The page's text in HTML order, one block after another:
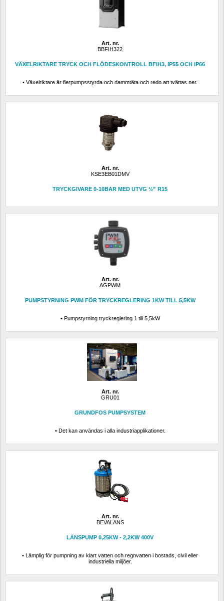
Art. nr.
BBFIH322
VÄXELRIKTARE TRYCK OCH FLÖDESKONTROLL BFIH3, IP55 OCH IP66
• Växelriktare är flerpumpsstyrda och dammtäta och redo att tvättas ner.
Art. nr.
KSE3EB01DMV
TRYCKGIVARE 0-10BAR MED UTVG ½” R15
Art. nr.
AGPWM
PUMPSTYRNING PWM FÖR TRYCKREGLERING 1KW TILL 5,5KW
• Pumpstyrning tryckreglering 1 till 5,5kW
Art. nr.
GRU01
GRUNDFOS PUMPSYSTEM
• Det kan användas i alla industriapplikationer.
Art. nr.
BEVALANS
LÄNSPUMP 0,25KW - 2,2KW 400V
• Lämplig för pumpning av klart vatten och regnvatten i bostads, civil eller
industriella miljöer.